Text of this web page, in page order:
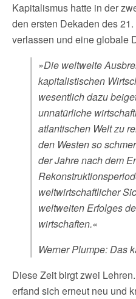
Kapitalismus hatte in der
den ersten Dekaden des
verlassen und eine globale
»Die weltweite
kapitalistischen
wesentlich dazu
unnatürliche
atlantischen Welt zu
den Westen so
der Jahre nach dem
weltwirtschaftlicher
weltweiten Erfolges
wirtschaften.«
Werner Plumpe: Das
Diese Zeit birgt zwei
erfand sich erneut neu und